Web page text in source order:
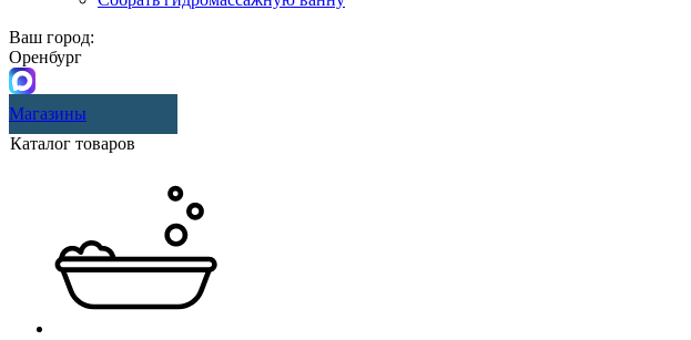
Ваш город:
Оренбург
Магазины
Каталог товаров